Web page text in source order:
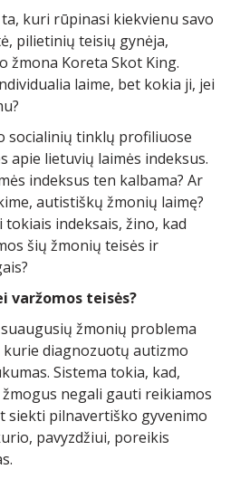
kuri rūpinasi kiekvienu savo
pilietinių teisių gynėja,
žmona Koreta Skot King.
laime, bet kokia ji, jei
socialinių tinklų profiliuose
apie lietuvių laimės indeksus.
indeksus ten kalbama? Ar
autistiškų žmonių laimę?
indeksais, žino, kad
šių žmonių teisės ir
varžomos teisės?
žmonių problema
kurie diagnozuotų autizmo
Sistema tokia, kad,
negali gauti reikiamos
siekti pilnavertiško gyvenimo
pavyzdžiui, poreikis